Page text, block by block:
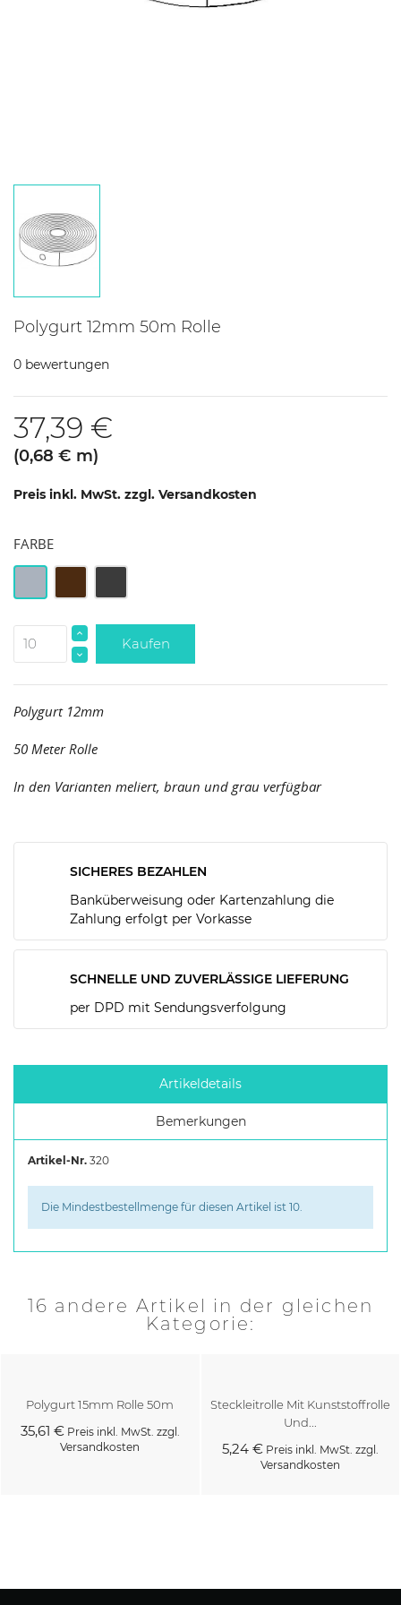
Polygurt 12mm 50m Rolle
0 bewertungen
37,39 €
(0,68 € m)
Preis inkl. MwSt. zzgl. Versandkosten
FARBE
Braun Meliert
Kaufen
Polygurt 12mm
50 Meter Rolle
In den Varianten meliert, braun und grau verfügbar
SICHERES BEZAHLEN
Banküberweisung oder Kartenzahlung die
Zahlung erfolgt per Vorkasse
SCHNELLE UND ZUVERLÄSSIGE LIEFERUNG
per DPD mit Sendungsverfolgung
Artikeldetails
Bemerkungen
Artikel-Nr. 320
Die Mindestbestellmenge für diesen Artikel ist 10.
16 andere Artikel in der gleichen
Kategorie:
Polygurt 15mm Rolle 50m
35,61 €Preis inkl. MwSt. zzgl.
Versandkosten
Steckleitrolle Mit Kunststoffrolle
Und...
5,24 €Preis inkl. MwSt. zzgl.
Versandkosten